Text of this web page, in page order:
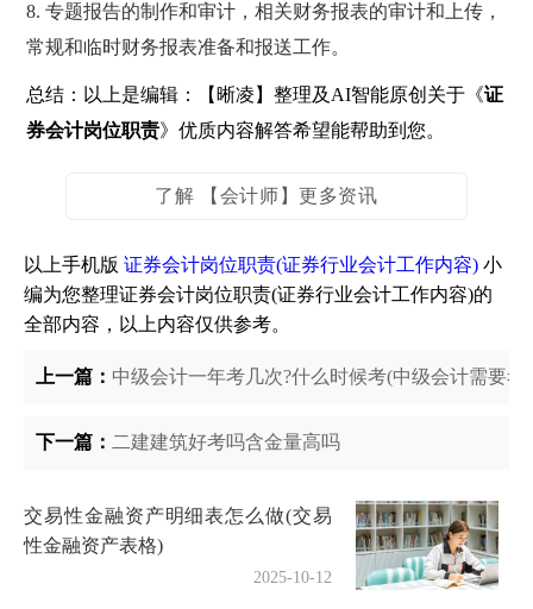
8. 专题报告的制作和审计，相关财务报表的审计和上传，
常规和临时财务报表准备和报送工作。
总结：以上是编辑：【晰凌】整理及AI智能原创关于《证
券会计岗位职责》优质内容解答希望能帮助到您。
了解 【会计师】更多资讯
以上手机版 证券会计岗位职责(证券行业会计工作内容) 小
编为您整理证券会计岗位职责(证券行业会计工作内容)的
全部内容，以上内容仅供参考。
上一篇： 中级会计一年考几次?什么时候考(中级会计需要考
下一篇： 二建建筑好考吗含金量高吗
交易性金融资产明细表怎么做(交易
性金融资产表格)
2025-10-12